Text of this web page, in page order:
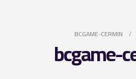
BCGAME-CERMIN
bcgame-